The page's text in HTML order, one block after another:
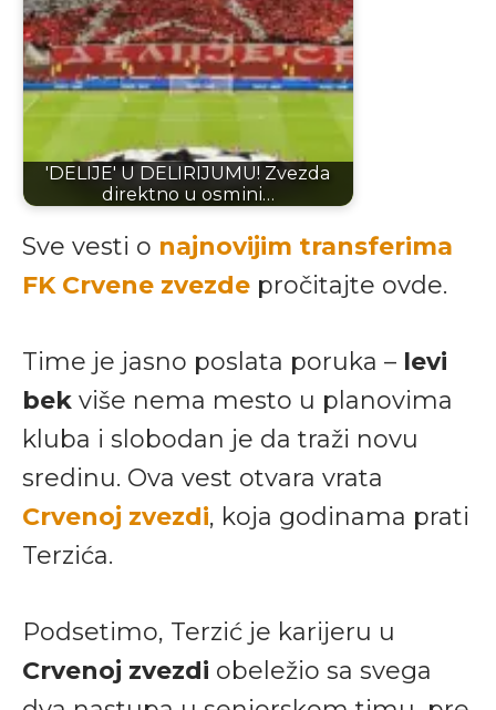
'DELIJE' U DELIRIJUMU! Zvezda
direktno u osmini…
Sve vesti o najnovijim transferima
FK Crvene zvezde pročitajte ovde.
Time je jasno poslata poruka – levi
bek više nema mesto u planovima
kluba i slobodan je da traži novu
sredinu. Ova vest otvara vrata
Crvenoj zvezdi, koja godinama prati
Terzića.
Podsetimo, Terzić je karijeru u
Crvenoj zvezdi obeležio sa svega